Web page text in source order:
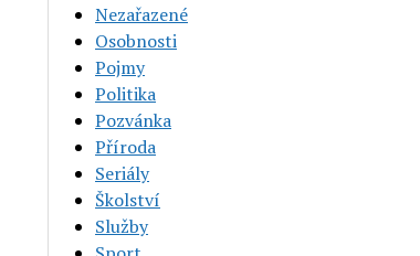
Nezařazené
Osobnosti
Pojmy
Politika
Pozvánka
Příroda
Seriály
Školství
Služby